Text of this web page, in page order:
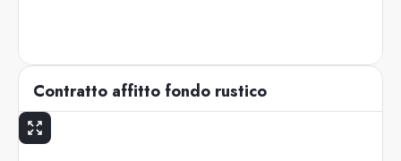
Contratto affitto fondo rustico